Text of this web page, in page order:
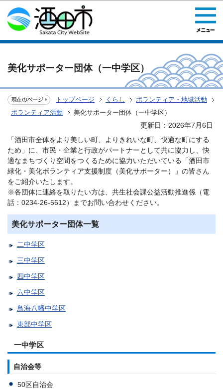
このページの本文へ移動
美化サポーター団体（一中学区）
トップページ くらし
ボランティア・地域活動
ボランティア活動
美化サポーター団体（一中学区）
更新日：2026年7月6日
「酒田市全体をより美しい町、よりきれいな町、快適な町にする
ため」に、市民・企業と行政がパートナーとして共に協力し、快
適なまちづくり空間をつくるために協力いただいている「酒田市
緑化・美化ボランティア支援制度（美化サポーター）」の皆さん
をご紹介いたします。
※各団体に連絡を取りたい方は、共生社会課公益活動推進係（電
話：0234-26-5612）までお問い合わせください。
美化サポーター団体一覧
二中学区
三中学区
四中学区
六中学区
鳥海八幡中学区
東部中学区
一中学区
自治会等
50区自治会